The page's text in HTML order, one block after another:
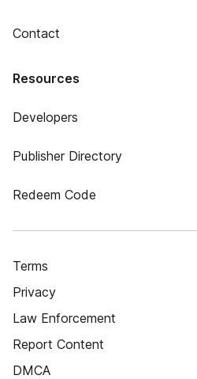
Contact
Resources
Developers
Publisher Directory
Redeem Code
Terms
Privacy
Law Enforcement
Report Content
DMCA